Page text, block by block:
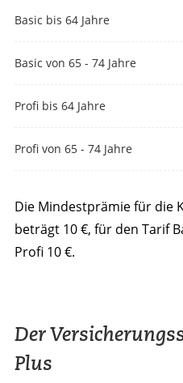
Basic bis 64 Jahre
Basic von 65 - 74 Jahre
Profi bis 64 Jahre
Profi von 65 - 74 Jahre
Die Mindestprämie für die
beträgt 10 €, für den Tarif
Profi 10 €.
Der
Plus